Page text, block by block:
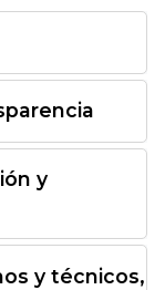
y
y técnicos,